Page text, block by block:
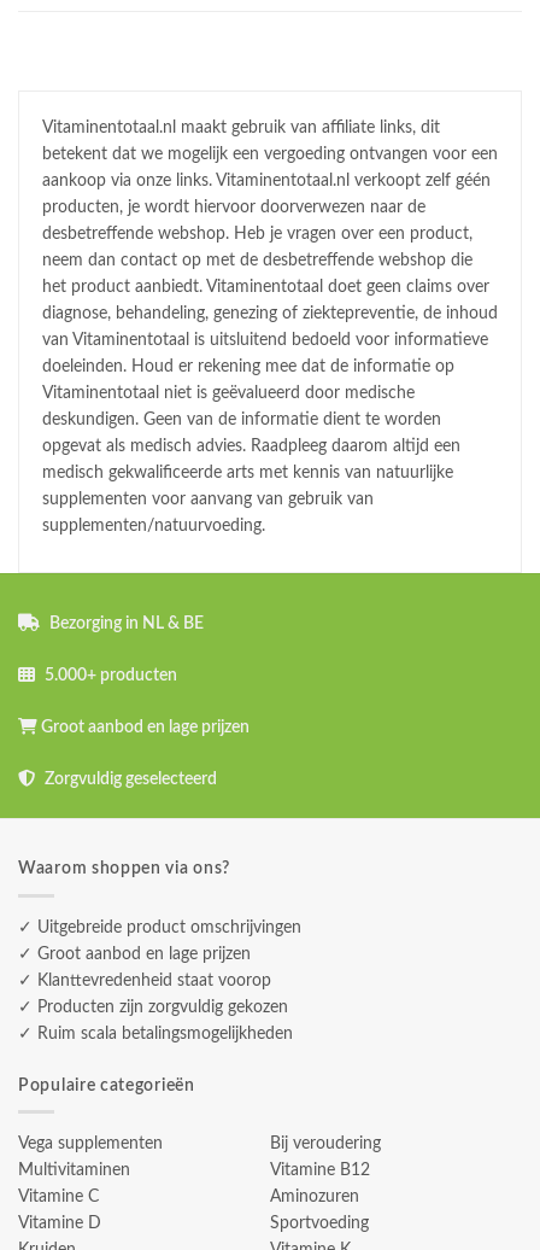
Vitaminentotaal.nl maakt gebruik van affiliate links, dit
betekent dat we mogelijk een vergoeding ontvangen voor een
aankoop via onze links. Vitaminentotaal.nl verkoopt zelf géén
producten, je wordt hiervoor doorverwezen naar de
desbetreffende webshop. Heb je vragen over een product,
neem dan contact op met de desbetreffende webshop die
het product aanbiedt. Vitaminentotaal doet geen claims over
diagnose, behandeling, genezing of ziektepreventie, de inhoud
van Vitaminentotaal is uitsluitend bedoeld voor informatieve
doeleinden. Houd er rekening mee dat de informatie op
Vitaminentotaal niet is geëvalueerd door medische
deskundigen. Geen van de informatie dient te worden
opgevat als medisch advies. Raadpleeg daarom altijd een
medisch gekwalificeerde arts met kennis van natuurlijke
supplementen voor aanvang van gebruik van
supplementen/natuurvoeding.
Bezorging in NL & BE
5.000+ producten
Groot aanbod en lage prijzen
Zorgvuldig geselecteerd
Waarom shoppen via ons?
✓ Uitgebreide product omschrijvingen
✓ Groot aanbod en lage prijzen
✓ Klanttevredenheid staat voorop
✓ Producten zijn zorgvuldig gekozen
✓ Ruim scala betalingsmogelijkheden
Populaire categorieën
Vega supplementen
Multivitaminen
Vitamine C
Vitamine D
Bij veroudering
Vitamine B12
Aminozuren
Sportvoeding